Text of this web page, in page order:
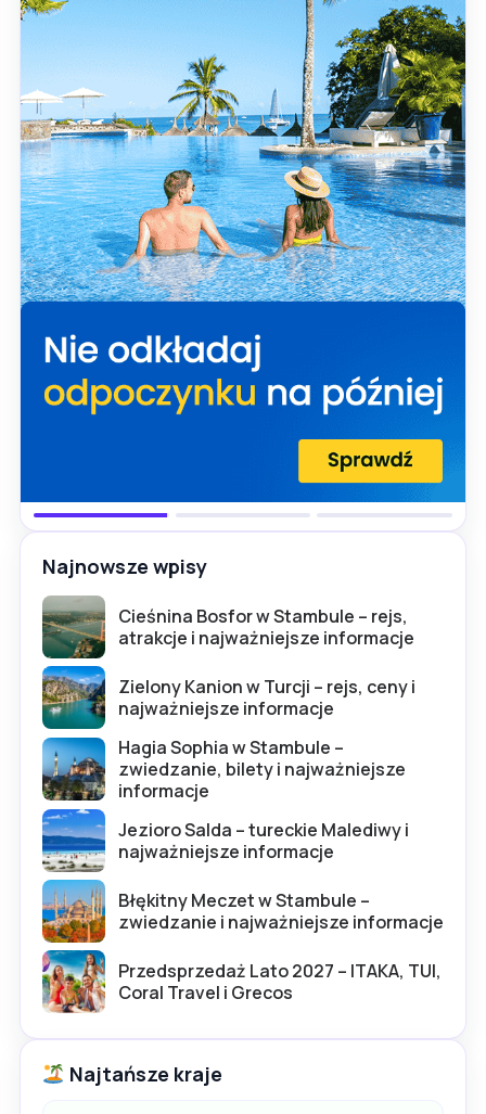
Najnowsze wpisy
Cieśnina Bosfor w Stambule – rejs,
atrakcje i najważniejsze informacje
Zielony Kanion w Turcji – rejs, ceny i
najważniejsze informacje
Hagia Sophia w Stambule –
zwiedzanie, bilety i najważniejsze
informacje
Jezioro Salda – tureckie Malediwy i
najważniejsze informacje
Błękitny Meczet w Stambule –
zwiedzanie i najważniejsze informacje
Przedsprzedaż Lato 2027 – ITAKA, TUI,
Coral Travel i Grecos
Najtańsze kraje